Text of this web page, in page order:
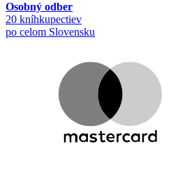
Osobný odber
20 kníhkupectiev
po celom Slovensku